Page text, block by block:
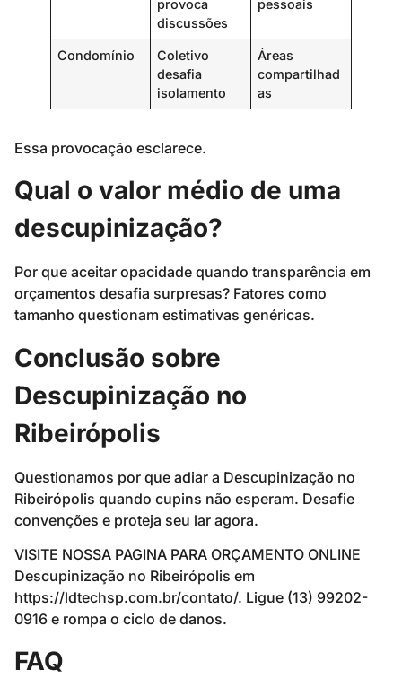
provoca
discussões
pessoais
Condomínio
Coletivo
desafia
isolamento
Áreas
compartilhad
as
Essa provocação esclarece.
Qual o valor médio de uma
descupinização?
Por que aceitar opacidade quando transparência em
orçamentos desafia surpresas? Fatores como
tamanho questionam estimativas genéricas.
Conclusão sobre
Descupinização no
Ribeirópolis
Questionamos por que adiar a Descupinização no
Ribeirópolis quando cupins não esperam. Desafie
convenções e proteja seu lar agora.
VISITE NOSSA PAGINA PARA ORÇAMENTO ONLINE
Descupinização no Ribeirópolis em
https://ldtechsp.com.br/contato/. Ligue (13) 99202-
0916 e rompa o ciclo de danos.
FAQ